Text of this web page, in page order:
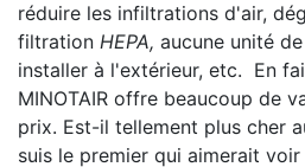
réduire les infiltrations d'air,
filtration HEPA, aucune unité
installer à l'extérieur, etc. En
MINOTAIR offre beaucoup de
prix. Est-il tellement plus cher
suis le premier qui aimerait